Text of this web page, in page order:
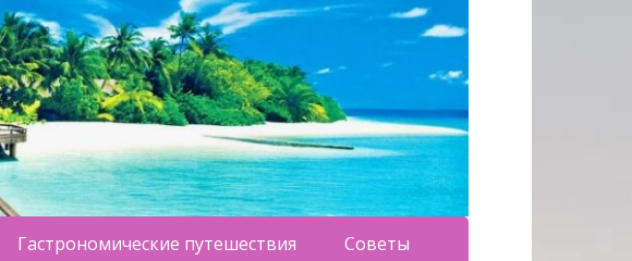
Гастрономические путешествия Советы